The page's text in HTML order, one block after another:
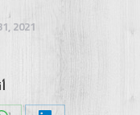
2021